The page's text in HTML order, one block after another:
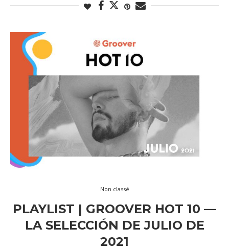
Non classé
PLAYLIST | GROOVER HOT 10 —
LA SELECCIÓN DE JULIO DE
2021